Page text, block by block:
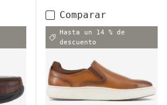
Comparar
Hasta un 14 % de
descuento